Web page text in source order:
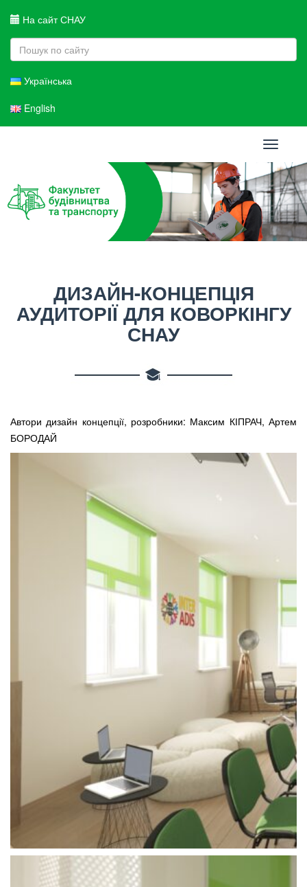
На сайт СНАУ
Українська
English
Toggle
ДИЗАЙН-КОНЦЕПЦІЯ
АУДИТОРІЇ ДЛЯ КОВОРКІНГУ
СНАУ
Автори дизайн концепції, розробники: Максим КІПРАЧ, Артем
БОРОДАЙ